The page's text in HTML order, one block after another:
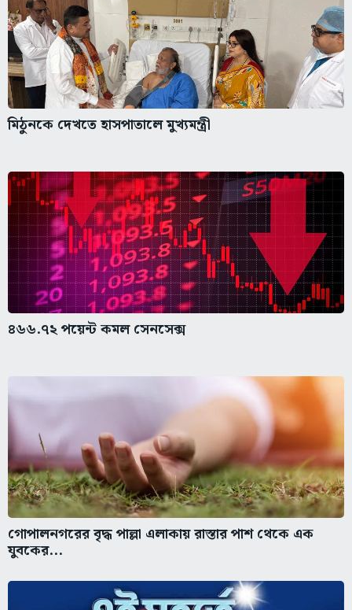
মিঠুনকে দেখতে হাসপাতালে মুখ্যমন্ত্রী
৪৬৬.৭২ পয়েন্ট কমল সেনসেক্স
গোপালনগরের বৃদ্ধ পাল্লা এলাকায় রাস্তার পাশ থেকে এক
যুবকের...